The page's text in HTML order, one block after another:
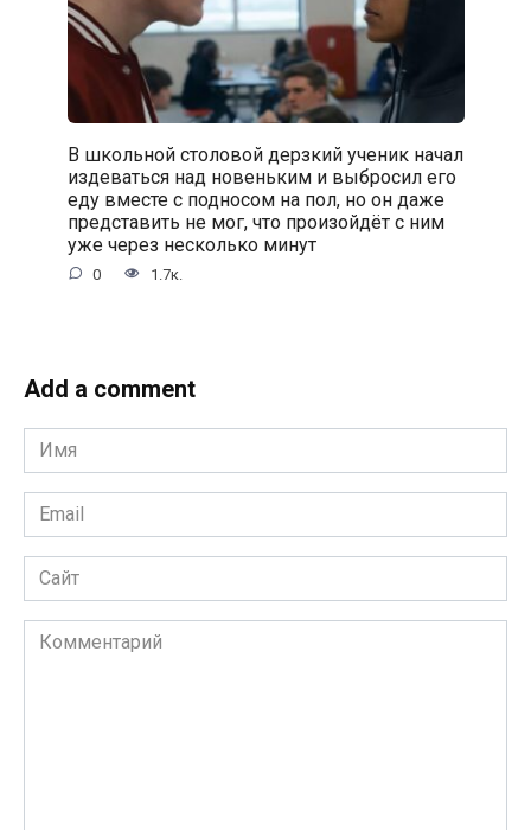
В школьной столовой дерзкий ученик начал
издеваться над новеньким и выбросил его
еду вместе с подносом на пол, но он даже
представить не мог, что произойдёт с ним
уже через несколько минут
0 1.7к.
Add a comment
Имя
*
Email
*
Сайт
Комментарий